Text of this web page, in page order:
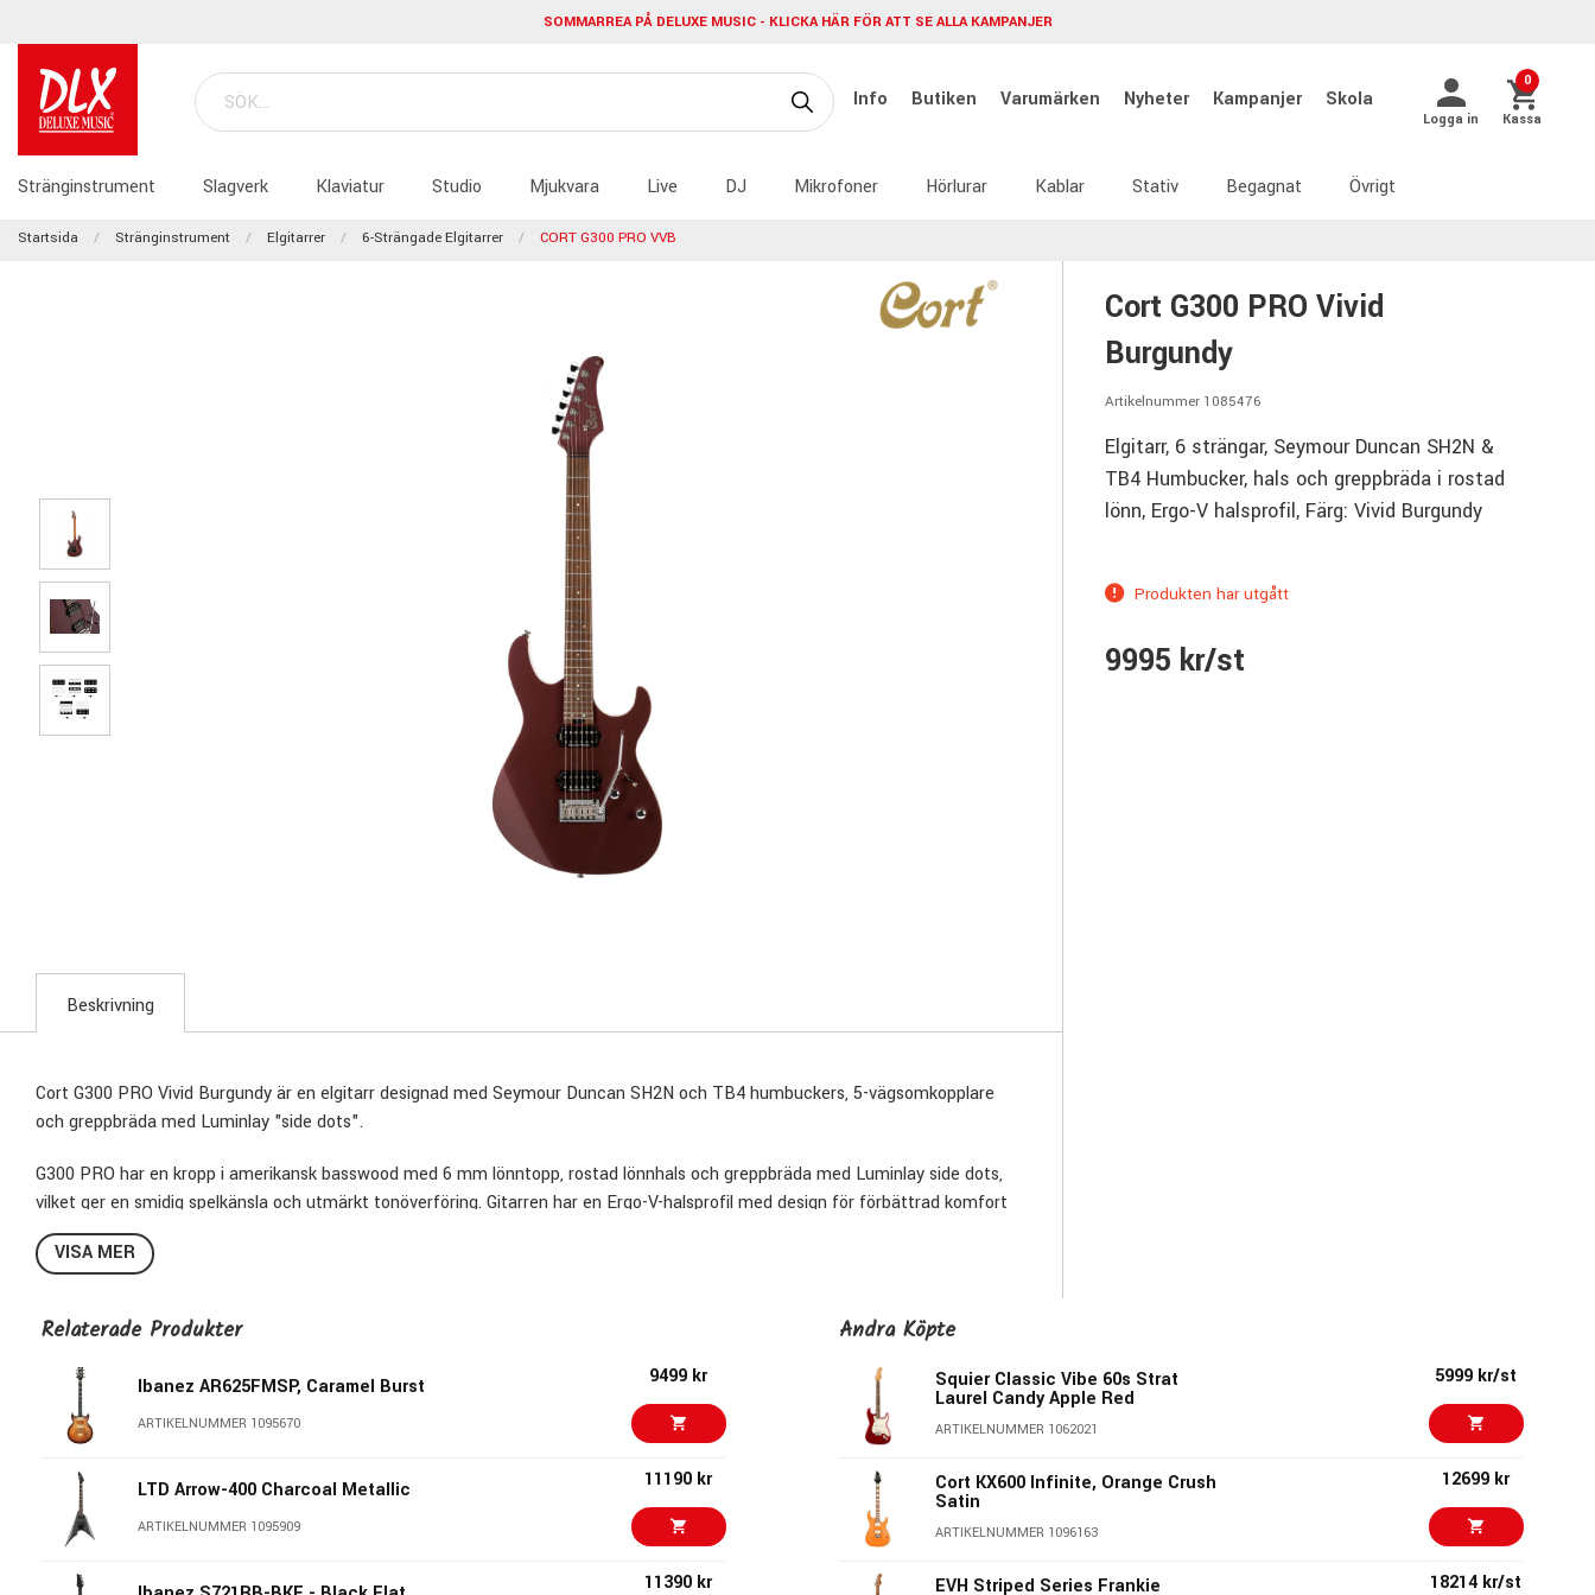
SOMMARREA PÅ DELUXE MUSIC - KLICKA HÄR FÖR ATT SE ALLA KAMPANJER
Info Butiken Varumärken Nyheter Kampanjer Skola
Logga in
0
Kassa
Stränginstrument Slagverk Klaviatur Studio Mjukvara Live DJ Mikrofoner Hörlurar Kablar Stativ Begagnat Övrigt
Startsida Stränginstrument Elgitarrer 6-Strängade Elgitarrer CORT G300 PRO VVB
Cort G300 PRO Vivid
Burgundy
Artikelnummer 1085476
Elgitarr, 6 strängar, Seymour Duncan SH2N &
TB4 Humbucker, hals och greppbräda i rostad
lönn, Ergo-V halsprofil, Färg: Vivid Burgundy
Produkten har utgått
9995 kr/st
Beskrivning
Cort G300 PRO Vivid Burgundy är en elgitarr designad med Seymour Duncan SH2N och TB4 humbuckers, 5-vägsomkopplare
och greppbräda med Luminlay "side dots".
G300 PRO har en kropp i amerikansk basswood med 6 mm lönntopp, rostad lönnhals och greppbräda med Luminlay side dots,
vilket ger en smidig spelkänsla och utmärkt tonöverföring. Gitarren har en Ergo-V-halsprofil med design för förbättrad komfort
och spelbarhet. G300 PRO har även Seymour Duncan SH2N och TB4 humbuckers, varav ger ett brett spektrum av moderna och
klassiska humbucker-toner, inklusive två single-coil-ljud. G300 PRO kommer med 5-vägsomkopplare med specialkablage som ger
Tillverkarens specifikationer
Construction: Bolt-On
Body:
Basswood
Top:
Neck:
Roasted Maple
Fretboard:
Roasted Maple (Luminous side dot inlays) Radius: Compound Radius(12""-15.75"")
Frets:
Scale:
25.5"" (648㎜)
VISA MER
Relaterade Produkter
Ibanez AR625FMSP, Caramel Burst
ARTIKELNUMMER 1095670
9499 kr
LTD Arrow-400 Charcoal Metallic
ARTIKELNUMMER 1095909
11190 kr
11390 kr
Andra Köpte
Squier Classic Vibe 60s Strat
Laurel Candy Apple Red
ARTIKELNUMMER 1062021
5999 kr/st
Cort KX600 Infinite, Orange Crush
Satin
ARTIKELNUMMER 1096163
12699 kr
EVH Striped Series Frankie 18214 kr/st